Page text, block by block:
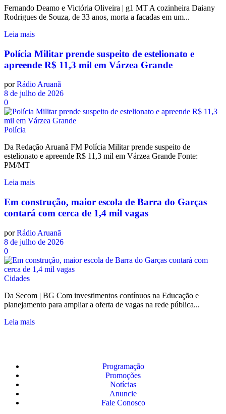
Fernando Deamo e Victória Oliveira | g1 MT A cozinheira Daiany
Rodrigues de Souza, de 33 anos, morta a facadas em um...
Leia mais
Polícia Militar prende suspeito de estelionato e
apreende R$ 11,3 mil em Várzea Grande
por Rádio Aruanã
8 de julho de 2026
0
Polícia
Da Redação Aruanã FM Polícia Militar prende suspeito de
estelionato e apreende R$ 11,3 mil em Várzea Grande Fonte:
PM/MT
Leia mais
Em construção, maior escola de Barra do Garças
contará com cerca de 1,4 mil vagas
por Rádio Aruanã
8 de julho de 2026
0
Cidades
Da Secom | BG Com investimentos contínuos na Educação e
planejamento para ampliar a oferta de vagas na rede pública...
Leia mais
Programação
Promoções
Notícias
Anuncie
Fale Conosco